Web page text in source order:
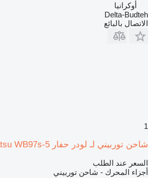
أوكرانيا
Delta-Budteh
الاتصال بالبائع
1
شاحن توربيني لـ لودر حفار Komatsu WB97s-5
السعر عند الطلب
أجزاء المحرك - شاحن توربيني